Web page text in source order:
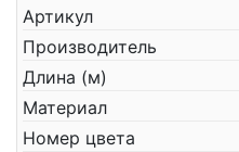
Артикул
Производитель
Длина (м)
Материал
Номер цвета